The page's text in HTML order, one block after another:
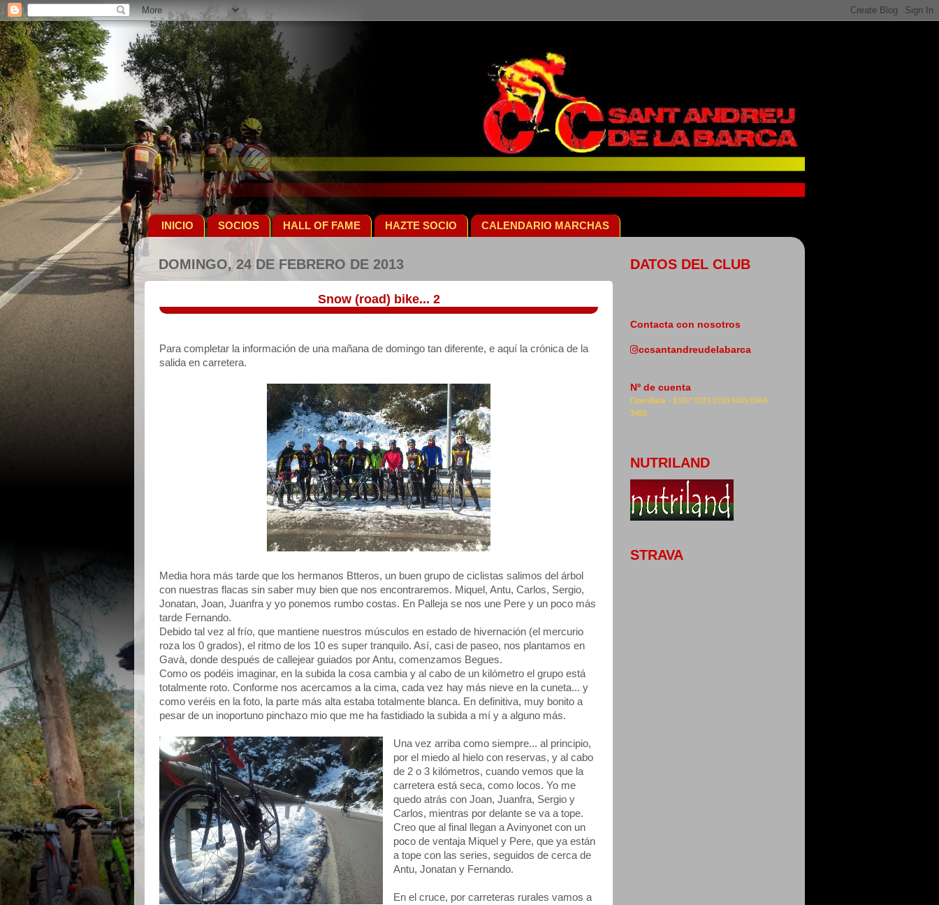
INICIO SOCIOS HALL OF FAME HAZTE SOCIO CALENDARIO MARCHAS
DOMINGO, 24 DE FEBRERO DE 2013
Snow (road) bike... 2
Para completar la información de una mañana de domingo tan diferente, e aquí la crónica de la
salida en carretera.
Media hora más tarde que los hermanos Btteros, un buen grupo de ciclistas salimos del árbol
con nuestras flacas sin saber muy bien que nos encontraremos. Miquel, Antu, Carlos, Sergio,
Jonatan, Joan, Juanfra y yo ponemos rumbo costas. En Palleja se nos une Pere y un poco más
tarde Fernando.
Debido tal vez al frío, que mantiene nuestros músculos en estado de hivernación (el mercurio
roza los 0 grados), el ritmo de los 10 es super tranquilo. Así, casi de paseo, nos plantamos en
Gavà, donde después de callejear guiados por Antu, comenzamos Begues.
Como os podéis imaginar, en la subida la cosa cambia y al cabo de un kilómetro el grupo está
totalmente roto. Conforme nos acercamos a la cima, cada vez hay más nieve en la cuneta... y
como veréis en la foto, la parte más alta estaba totalmente blanca. En definitiva, muy bonito a
pesar de un inoportuno pinchazo mio que me ha fastidiado la subida a mí y a alguno más.
Una vez arriba como siempre... al principio,
por el miedo al hielo con reservas, y al cabo
de 2 o 3 kilómetros, cuando vemos que la
carretera está seca, como locos. Yo me
quedo atrás con Joan, Juanfra, Sergio y
Carlos, mientras por delante se va a tope.
Creo que al final llegan a Avinyonet con un
poco de ventaja Miquel y Pere, que ya están
a tope con las series, seguidos de cerca de
Antu, Jonatan y Fernando.
En el cruce, por carreteras rurales vamos a
DATOS DEL CLUB
Contacta con nosotros
ccsantandreudelabarca
Nº de cuenta
OpenBank - ES57 0073 0100 5405 0564
3458
NUTRILAND
STRAVA